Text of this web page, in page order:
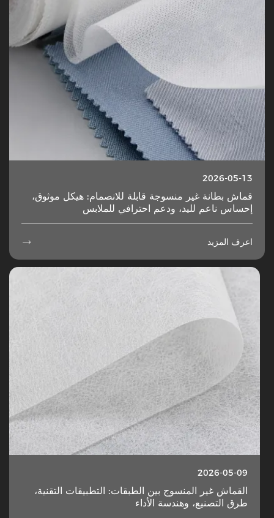
2026-05-13
قماش بطانة غير منسوجة قابلة للانصمام: هيكل موثوق،
إحساس ناعم لليد، ودعم احترافي للملابس
اعرف المزيد 
2026-05-09
القماش غير المنسوج بين الطبقات: التطبيقات التقنية،
طرق التصنيع، وهندسة الأداء